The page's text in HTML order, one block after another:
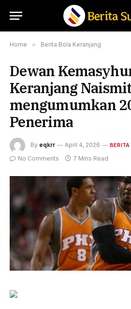
Home » Berita Bola Keranjang
Dewan
Keranjang
mengumumkan
Penerima
By eqkrr April 4, 2026
No Comments 7 Mins Read